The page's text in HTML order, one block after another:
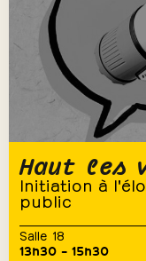
Haut les
Initiation à
public
Salle 18
13h30 – 15h30